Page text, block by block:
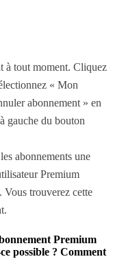
à tout moment. Cliquez
« Mon
abonnement » en
gauche du bouton
abonnements une
Premium
Vous trouverez cette
Premium
possible ? Comment